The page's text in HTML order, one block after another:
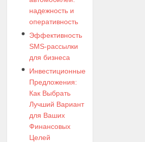
надежность и
оперативность
Эффективность
SMS-рассылки
для бизнеса
Инвестиционные
Предложения:
Как Выбрать
Лучший Вариант
для Ваших
Финансовых
Целей